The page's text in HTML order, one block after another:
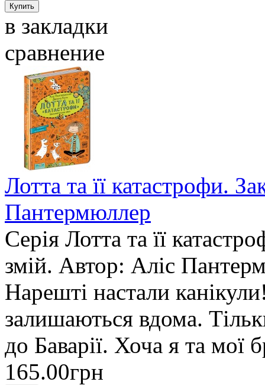
в закладки
сравнение
Лотта та її катастрофи.
Пантермюллер
Серія Лотта та її
змій. Автор: Аліс
Нарешті настали
залишаються вдома.
до Баварії. Хоча я та мої
165.00грн